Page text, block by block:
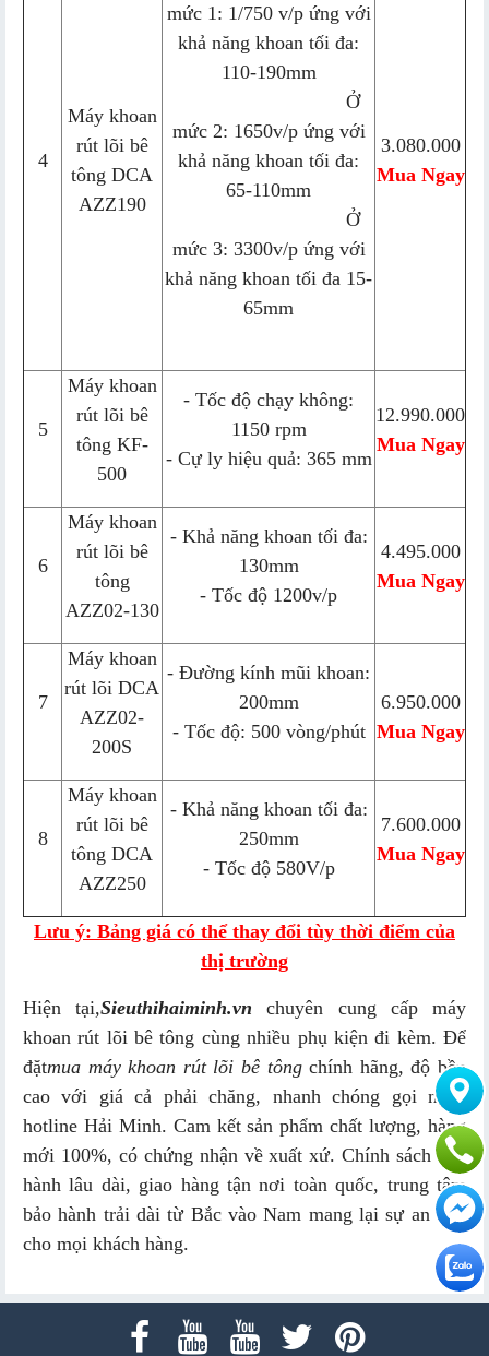
4
Máy khoan
rút lõi bê
tông DCA
AZZ190
mức 1: 1/750 v/p ứng với
khả năng khoan tối đa:
110-190mm
Ở
mức 2: 1650v/p ứng với
khả năng khoan tối đa:
65-110mm
Ở
mức 3: 3300v/p ứng với
khả năng khoan tối đa 15-
65mm
3.080.000
Mua Ngay
5
Máy khoan
rút lõi bê
tông KF-
500
- Tốc độ chạy không:
1150 rpm
- Cự ly hiệu quả: 365 mm
12.990.000
Mua Ngay
6
Máy khoan
rút lõi bê
tông
AZZ02-130
- Khả năng khoan tối đa:
130mm
- Tốc độ 1200v/p
4.495.000
Mua Ngay
7
Máy khoan
rút lõi DCA
AZZ02-
200S
- Đường kính mũi khoan:
200mm
- Tốc độ: 500 vòng/phút
6.950.000
Mua Ngay
8
Máy khoan
rút lõi bê
tông DCA
AZZ250
- Khả năng khoan tối đa:
250mm
- Tốc độ 580V/p
7.600.000
Mua Ngay
Lưu ý: Bảng giá có thể thay đổi tùy thời điểm của
thị trường
Hiện tại,Sieuthihaiminh.vn chuyên cung cấp máy
khoan rút lõi bê tông cùng nhiều phụ kiện đi kèm. Để
đặtmua máy khoan rút lõi bê tôngchính hãng, độ bền
cao với giá cả phải chăng, nhanh chóng gọi ngay
hotline Hải Minh. Cam kết sản phẩm chất lượng, hàng
mới 100%, có chứng nhận về xuất xứ. Chính sách bảo
hành lâu dài, giao hàng tận nơi toàn quốc, trung tâm
bảo hành trải dài từ Bắc vào Nam mang lại sự an tâm
cho mọi khách hàng.